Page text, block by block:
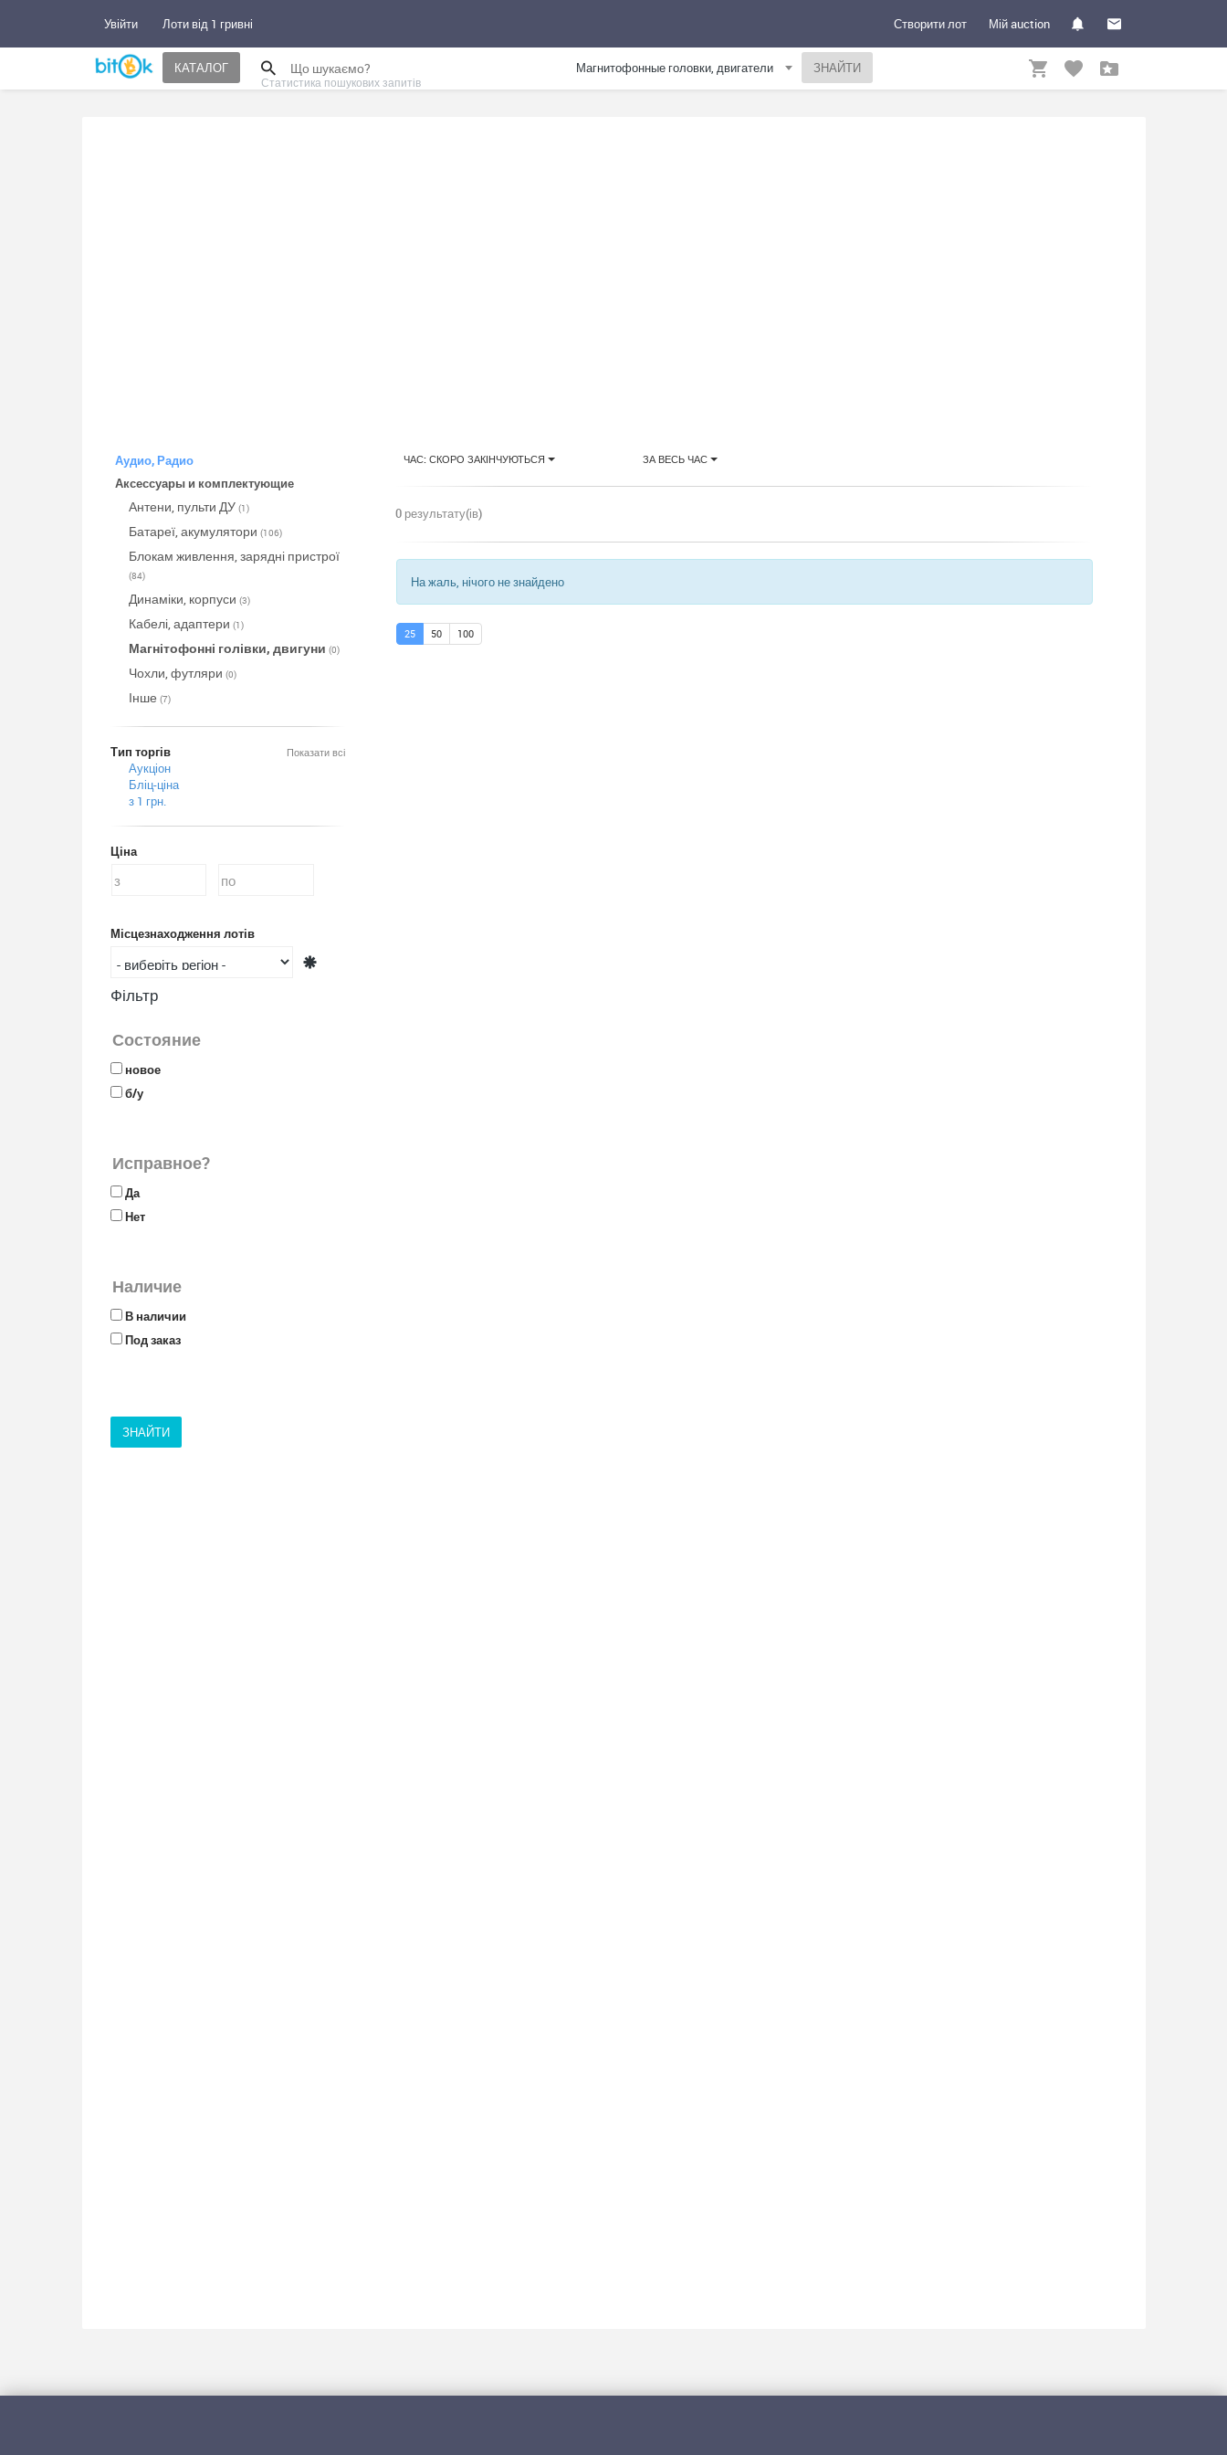
Увійти Лоти від 1 гривні Мій auction
Створити лот
КАТАЛОГ
Статистика пошукових запитів
Магнитофонные головки, двигатели
Аудио, Радио
Аксессуары и комплектующие
Антени, пульти ДУ (1)
Батареї, акумулятори (106)
Блокам живлення, зарядні пристрої
(84)
Динаміки, корпуси (3)
Кабелі, адаптери (1)
Магнітофонні голівки, двигуни (0)
Чохли, футляри (0)
Інше (7)
Показати всі
Тип торгів
Аукціон
Бліц-ціна
з 1 грн.
Ціна
Місцезнаходження лотів
Фільтр
Состояние
новое
б/у
Исправное?
Да
Нет
Наличие
В наличии
Под заказ
ЧАС: СКОРО ЗАКІНЧУЮТЬСЯ ЗА ВЕСЬ ЧАС
0 результату(ів)
На жаль, нічого не знайдено
25 50 100